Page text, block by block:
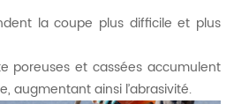
la coupe plus difficile et plus
poreuses et cassées accumulent
augmentant ainsi l’abrasivité.